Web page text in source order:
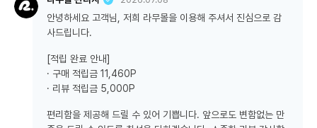
안녕하세요 고객님, 저희 라무몰을 이용해 주셔서 진심으로 감
사드립니다.
[적립 완료 안내]
· 구매 적립금 11,460P
· 리뷰 적립금 5,000P
편리함을 제공해 드릴 수 있어 기쁩니다. 앞으로도 변함없는 만